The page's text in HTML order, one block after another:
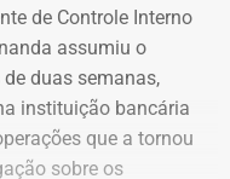
em 2026 — Foto:
de Controle Interno
assumiu o
duas semanas,
instituição bancária
que a tornou
sobre os